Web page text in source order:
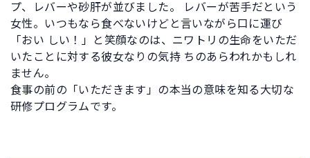
プ、レバーや砂肝が並びました。 レバーが苦手だという
女性。いつもなら食べないけどと言いながら口に運び
「おい しい！」と笑顔なのは、ニワトリの生命をいただ
いたことに対する彼女なりの気持 ちのあらわれかもしれ
ません。
食事の前の「いただきます」の本当の意味を知る大切な
研修プログラムです。